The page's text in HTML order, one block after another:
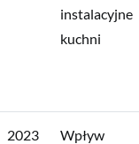
instalacyjne
kuchni
2023
Wpływ